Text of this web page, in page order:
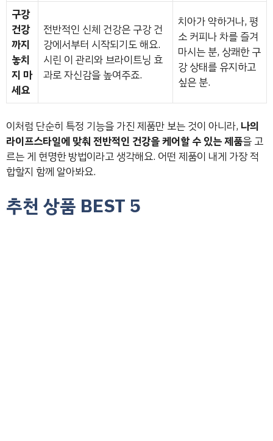
구강
건강
까지
놓치
지 마
세요
전반적인 신체 건강은 구강 건
강에서부터 시작되기도 해요.
시린 이 관리와 브라이트닝 효
과로 자신감을 높여주죠.
치아가 약하거나, 평
소 커피나 차를 즐겨
마시는 분, 상쾌한 구
강 상태를 유지하고
싶은 분.
이처럼 단순히 특정 기능을 가진 제품만 보는 것이 아니라, 나의
라이프스타일에 맞춰 전반적인 건강을 케어할 수 있는 제품을 고
르는 게 현명한 방법이라고 생각해요. 어떤 제품이 내게 가장 적
합할지 함께 알아봐요.
추천 상품 BEST 5